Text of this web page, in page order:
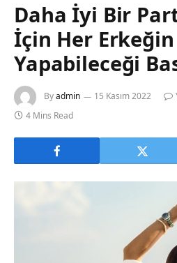
Daha İyi Bir
İçin Her Erkeğin
Yapabileceği
Byadmin 15 Kasım 2022
4 Mins Read